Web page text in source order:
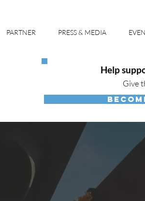
PARTNER PRESS & MEDIA
Help
Give